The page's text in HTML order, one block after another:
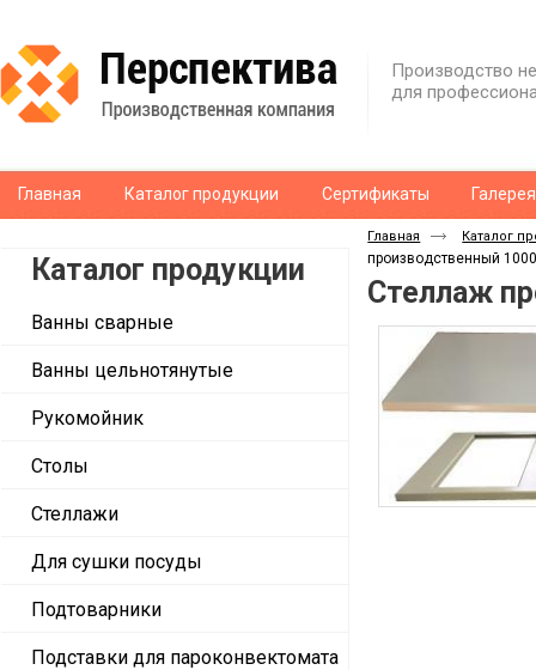
Производство
для
Главная Каталог продукции Сертификаты Галерея
Каталог продукции
Ванны сварные
Ванны цельнотянутые
Рукомойник
Столы
Стеллажи
Для сушки посуды
Подтоварники
Подставки для пароконвектомата
Главная Каталог
производственный
Стеллаж